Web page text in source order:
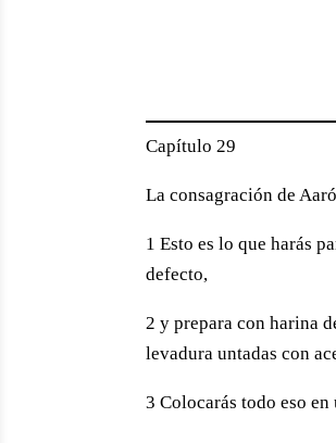
Capítulo 29
La consagración de
1 Esto es lo que harás
defecto,
2 y prepara con harina
levadura untadas con
3 Colocarás todo eso